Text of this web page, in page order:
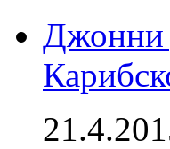
Джонни